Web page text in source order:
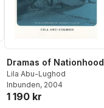
Dramas of Nationhood
Lila Abu-Lughod
Inbunden, 2004
1 190 kr